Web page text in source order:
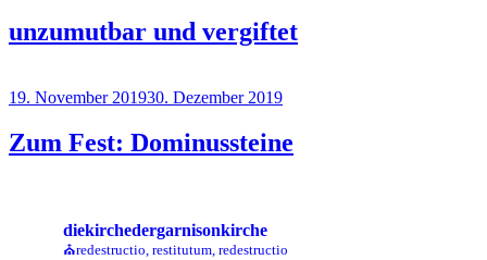
Nachgeschmack“
unzumutbar und vergiftet
Veröffentlicht
19. November 201930. Dezember 2019
Zum Fest: Dominussteine
diekirchedergarnisonkirche
⛪redestructio, restitutum, redestructio